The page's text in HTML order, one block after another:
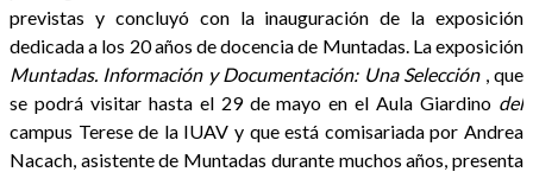
previstas y concluyó con la inauguración de la exposición
dedicada a los 20 años de docencia de Muntadas. La exposición
Muntadas. Información y Documentación: Una Selección, que
se podrá visitar hasta el 29 de mayo en el Aula Giardino del
campus Terese de la IUAV y que está comisariada por Andrea
Nacach, asistente de Muntadas durante muchos años, presenta